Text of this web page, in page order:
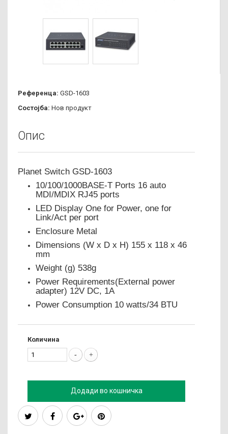
Референца: GSD-1603
Состојба: Нов продукт
Опис
Planet Switch GSD-1603
10/100/1000BASE-T Ports 16 auto
MDI/MDIX RJ45 ports
LED Display One for Power, one for
Link/Act per port
Enclosure Metal
Dimensions (W x D x H) 155 x 118 x 46
mm
Weight (g) 538g
Power Requirements(External power
adapter) 12V DC, 1A
Power Consumption 10 watts/34 BTU
Количина
Додади во кошничка